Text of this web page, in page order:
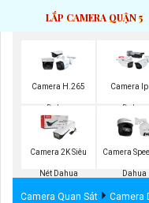
LẮP CAMERA QUẬN 5
Camera H.265
Dahua
Camera
Dahua
Camera 2K Siêu
Nét Dahua
Camera
Dahua
Camera Quan Sát Camera